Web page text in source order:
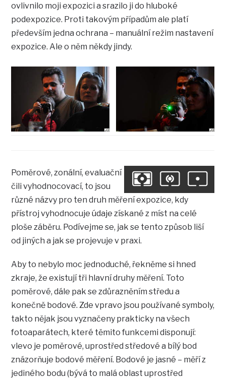
ovlivnilo moji expozici a srazilo ji do hluboké
podexpozice. Proti takovým případům ale platí
především jedna ochrana – manuální režim nastavení
expozice. Ale o něm někdy jindy.
Poměrové, zonální, evaluační
čili vyhodnocovací, to jsou
různé názvy pro ten druh měření expozice, kdy
přístroj vyhodnocuje údaje získané z míst na celé
ploše záběru. Podívejme se, jak se tento způsob liší
od jiných a jak se projevuje v praxi.
Aby to nebylo moc jednoduché, řekněme si hned
zkraje, že existují tři hlavní druhy měření. Toto
poměrové, dále pak se zdůrazněním středu a
konečně bodové. Zde vpravo jsou používané symboly,
takto nějak jsou vyznačeny prakticky na všech
fotoaparátech, které těmito funkcemi disponují:
vlevo je poměrové, uprostřed středové a bílý bod
znázorňuje bodové měření. Bodové je jasné – měří z
jediného bodu (bývá to malá oblast uprostřed